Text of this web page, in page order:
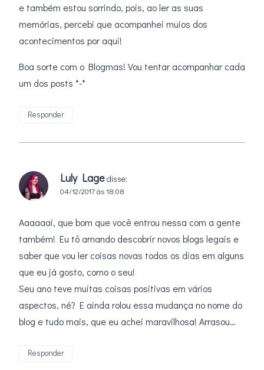
e também estou sorrindo, pois, ao ler as suas
memórias, percebi que acompanhei muios dos
acontecimentos por aqui!
Boa sorte com o Blogmas! Vou tentar acompanhar cada
um dos posts *-*
Responder
Luly Lage disse:
04/12/2017 às 18:08
Aaaaaai, que bom que você entrou nessa com a gente
também! Eu tô amando descobrir novos blogs legais e
saber que vou ler coisas novas todos os dias em alguns
que eu já gosto, como o seu!
Seu ano teve muitas coisas positivas em vários
aspectos, né? E ainda rolou essa mudança no nome do
blog e tudo mais, que eu achei maravilhosa! Arrasou…
Responder